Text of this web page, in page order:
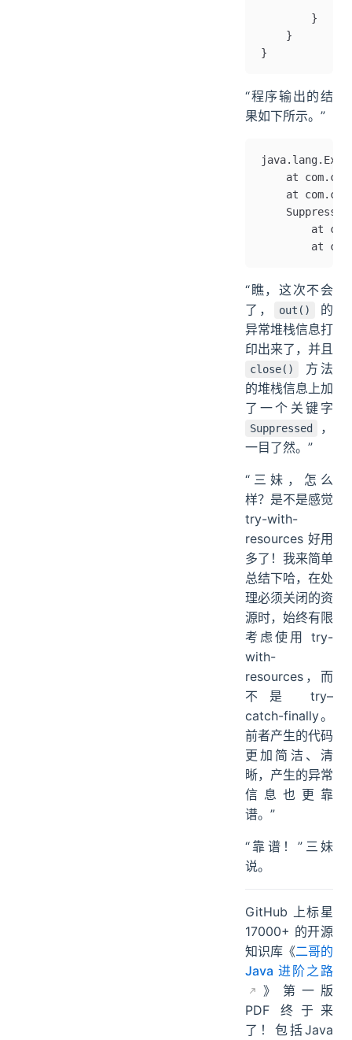
        }
    }
}
“程序输出的结
果如下所示。”
at
at
at
at
“瞧，这次不会
了，
out()
的
异常堆栈信息打
印出来了，并且
close()
方法
的堆栈信息上加
了一个关键字
Suppressed
，
一目了然。”
“三妹，怎么
样？是不是感觉
try-with-
resources 好用
多了！我来简单
总结下哈，在处
理必须关闭的资
源时，始终有限
考虑使用 try-
with-
resources，而
不是 try–
catch-finally。
前者产生的代码
更加简洁、清
晰，产生的异常
信息也更靠
谱。”
“靠谱！”三妹
说。
GitHub 上标星
17000+ 的开源
知识库《二哥的
Java 进阶之路
》第一版
PDF 终于来
了！包括Java